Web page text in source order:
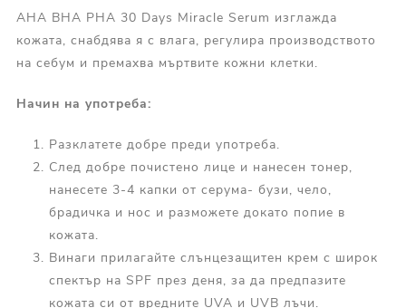
AHA BHA PHA 30 Days Miracle Serum изглажда
кожата, снабдява я с влага, регулира производството
на себум и премахва мъртвите кожни клетки.
Начин на употреба:
Разклатете добре преди употреба.
След добре почистено лице и нанесен тонер,
нанесете 3-4 капки от серума- бузи, чело,
брадичка и нос и разможете докато попие в
кожата.
Винаги прилагайте слънцезащитен крем с широк
спектър на SPF през деня, за да предпазите
кожата си от вредните UVA и UVB лъчи.